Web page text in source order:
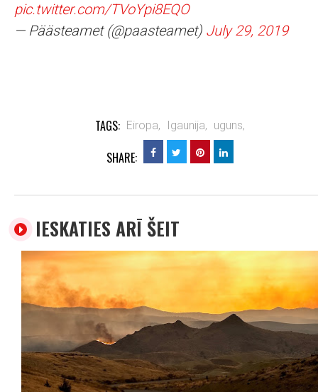
pic.twitter.com/TVoYpi8EQO
— Päästeamet (@paasteamet) July 29, 2019
TAGS: Eiropa, Igaunija, uguns,
SHARE:
IESKATIES ARĪ ŠEIT